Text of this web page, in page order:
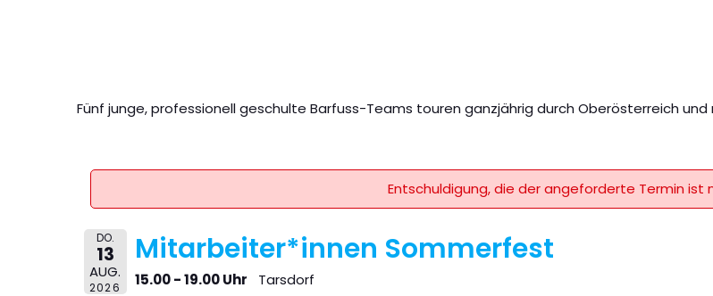
Fünf junge, professionell geschulte Barfuss-Teams touren ganzjährig durch Oberösterreich und
Entschuldigung, die der angeforderte Termin ist
DO.
13
AUG.
2026
Mitarbeiter*innen Sommerfest
15.00 - 19.00 Uhr Tarsdorf